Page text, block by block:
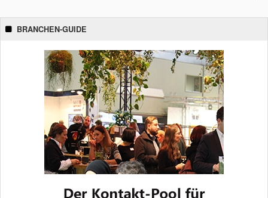
BRANCHEN-GUIDE